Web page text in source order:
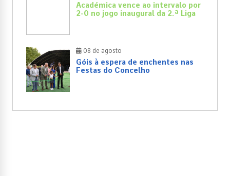
Académica vence ao intervalo por
2-0 no jogo inaugural da 2.ª Liga
08 de agosto
Góis à espera de enchentes nas
Festas do Concelho